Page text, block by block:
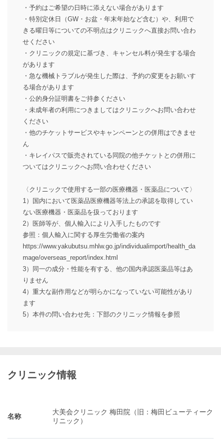
・予約はご希望の日時に添えない場合があります
・特別定休日（GW・お盆・年末年始など含む）や、利用で
きる曜日等についての不明点はクリニックへ直接お問い合わ
せください
・クリニックの規定に基づき、キャンセル料が発生する場合
があります
・急な機械トラブルが発生した際は、予約の変更をお願いす
る場合があります
・公的身分証明書をご持参ください
・未成年者の利用につきましてはクリニックへお問い合わせ
ください
・他のチケットサービスやキャンペーンとの併用はできませ
ん
・キレイパスで販売されている同院の他チケットとの併用に
ついてはクリニックへお問い合わせください
〈クリニックで使用する一部の医療機器・医薬品について〉
1）国内において医薬品医療機器等法上の承認を取得してい
ない医療機器・医薬品を扱っております
2）医師等が、個人輸入により入手したものです
参照：個人輸入に関する厚生労働省の案内
https://www.yakubutsu.mhlw.go.jp/individualimport/health_da
mage/overseas_report/index.html
3）同一の成分・性能を有する、他の国内承認医薬品等はあ
りません
4）重大な副作用などが明らかになっていない可能性があり
ます
5）本件の問い合わせ先：下部のクリニック情報を参照
クリニック情報
名称
大美会クリニック 梅田院（旧：梅田ビューティーク
リニック）